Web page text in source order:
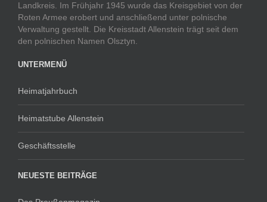
Landkreis. Im Frühjahr 1945 wurde das Kreisgebiet von der
Roten Armee erobert und anschließend unter polnische
Verwaltung gestellt. Die Kreisstadt Allenstein trägt seit dem
den polnischen Namen Olsztyn.
UNTERMENÜ
Heimatjahrbuch
Heimatstube Allenstein
Geschäftsstelle
NEUESTE BEITRÄGE